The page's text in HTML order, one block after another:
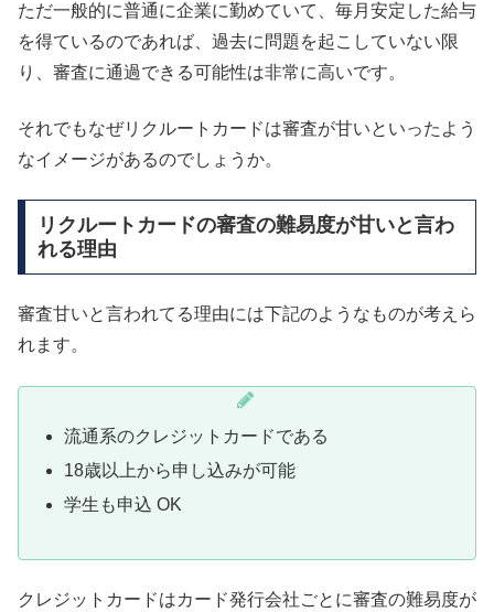
ただ一般的に普通に企業に勤めていて、毎月安定した給与
を得ているのであれば、過去に問題を起こしていない限
り、審査に通過できる可能性は非常に高いです。
それでもなぜリクルートカードは審査が甘いといったよう
なイメージがあるのでしょうか。
リクルートカードの審査の難易度が甘いと言わ
れる理由
審査甘いと言われてる理由には下記のようなものが考えら
れます。
流通系のクレジットカードである
18歳以上から申し込みが可能
学生も申込 OK
クレジットカードはカード発行会社ごとに審査の難易度が